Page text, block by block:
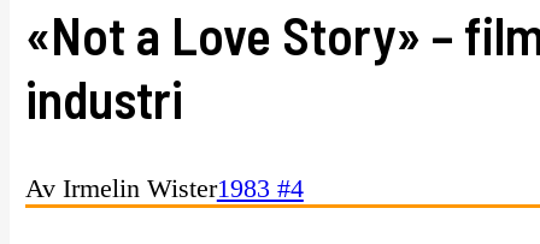
«Not a Love Story» –
industri
Av Irmelin Wister1983 #4